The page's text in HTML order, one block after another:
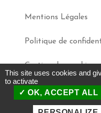
Mentions Légales
Politique de
Gestion des cookies
Haut↑
This site uses cookies and
to activate
OK, ACCEPT ALL